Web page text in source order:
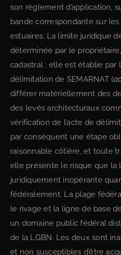
son règlement d’application,
bande correspondante sur
estuaires. La limite juridique
déterminée par le
cadastral : elle est établie par
délimitation de SEMARNAT (
différer matériellement des
des levés architecturaux
vérification de l’acte de
par conséquent une étape
raisonnable côtière, et toute
elle présente le risque que la
juridiquement inopérante
fédéralement. La plage
le rivage et la ligne de base
un domaine public fédéral
de la LGBN. Les deux sont
et non susceptibles d’être